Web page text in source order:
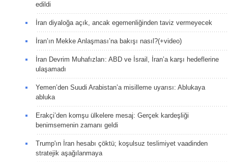
edildi
İran diyaloğa açık, ancak egemenliğinden taviz vermeyecek
İran’ın Mekke Anlaşması’na bakışı nasıl?(+video)
İran Devrim Muhafızları: ABD ve İsrail, İran’a karşı hedeflerine
ulaşamadı
Yemen’den Suudi Arabistan’a misilleme uyarısı: Ablukaya
abluka
Erakçi’den komşu ülkelere mesaj: Gerçek kardeşliği
benimsemenin zamanı geldi
Trump'ın İran hesabı çöktü; koşulsuz teslimiyet vaadinden
stratejik aşağılanmaya